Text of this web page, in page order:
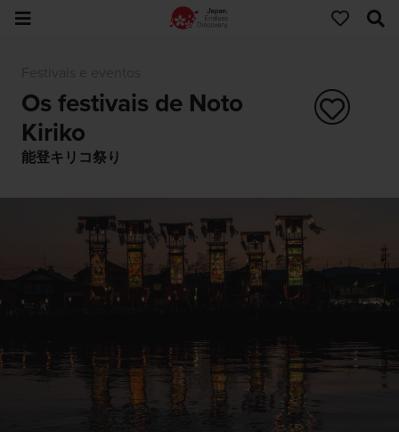
Os festivais de Noto
Kiriko
能登キリコ祭り